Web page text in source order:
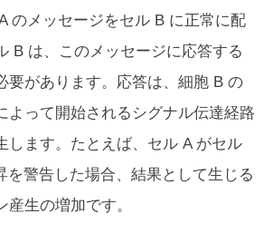
のメッセージをセル B に正常に配
B は、このメッセージに応答する
要があります。応答は、細胞 B の
よって開始されるシグナル伝達経路
します。たとえば、セル A がセル
を警告した場合、結果として生じる
産生の増加です。